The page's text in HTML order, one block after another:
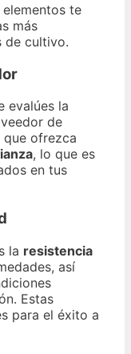
te
más
de cultivo.
evalúes la
de
que ofrezca
, lo que es
en tus
la resistencia
así
Estas
para el éxito a